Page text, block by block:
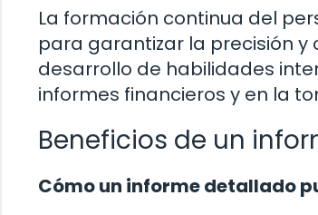
La formación continua del
para garantizar la precisión y
desarrollo de habilidades
informes financieros y en la
Beneficios de un
Cómo un informe detallado